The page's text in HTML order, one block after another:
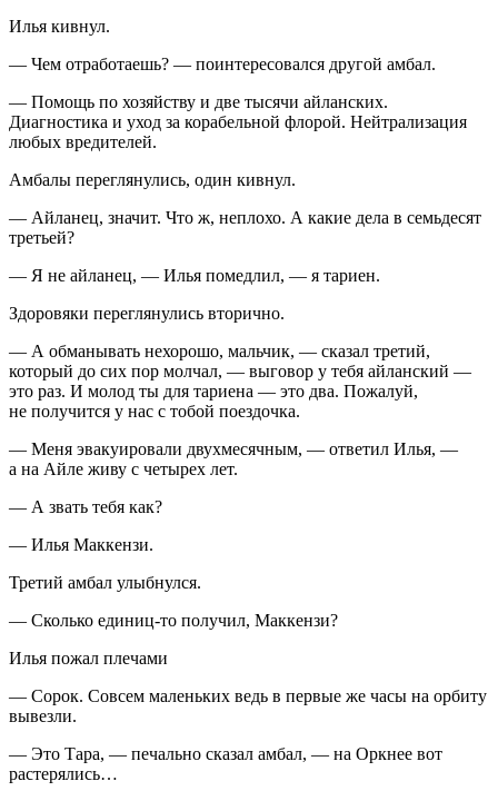
Илья кивнул.
— Чем отработаешь? — поинтересовался другой амбал.
— Помощь по хозяйству и две тысячи айланских.
Диагностика и уход за корабельной флорой. Нейтрализация
любых вредителей.
Амбалы переглянулись, один кивнул.
— Айланец, значит. Что ж, неплохо. А какие дела в семьдесят
третьей?
— Я не айланец, — Илья помедлил, — я тариен.
Здоровяки переглянулись вторично.
— А обманывать нехорошо, мальчик, — сказал третий,
который до сих пор молчал, — выговор у тебя айланский —
это раз. И молод ты для тариена — это два. Пожалуй,
не получится у нас с тобой поездочка.
— Меня эвакуировали двухмесячным, — ответил Илья, —
а на Айле живу с четырех лет.
— А звать тебя как?
— Илья Маккензи.
Третий амбал улыбнулся.
— Сколько единиц-то получил, Маккензи?
Илья пожал плечами
— Сорок. Совсем маленьких ведь в первые же часы на орбиту
вывезли.
— Это Тара, — печально сказал амбал, — на Оркнее вот
растерялись…